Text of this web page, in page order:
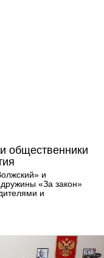
общественники
и
«За закон»
и